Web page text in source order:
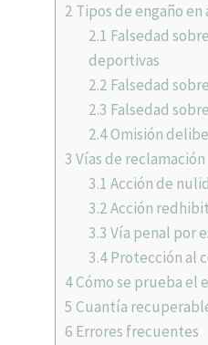
2 Tipos de engaño
2.1 Falsedad
deportivas
2.2 Falsedad
2.3 Falsedad
2.4Omisión
3 Vías de reclamación
3.1 Acción de
3.2Acción
3.3 Vía penal por
3.4Protección al
4Cómo se prueba el
5 Cuantía
6 Errores frecuentes